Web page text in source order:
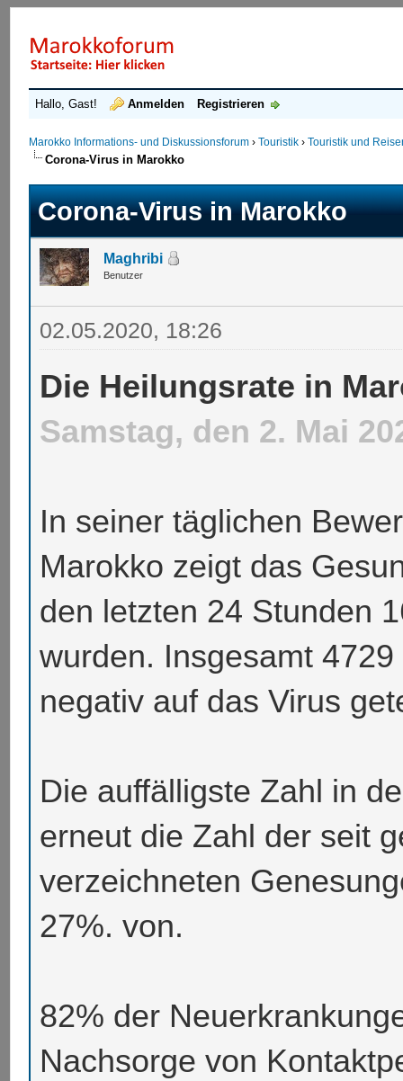
Hallo, Gast! Anmelden Registrieren
Marokko Informations- und Diskussionsforum ›Touristik ›Touristik und
Corona-Virus in Marokko
Corona-Virus in Marokko
Maghribi
Benutzer
02.05.2020, 18:26
Die Heilungsrate in
Samstag, den 2. Mai
In seiner täglichen
Marokko zeigt das
den letzten 24 Stunden
wurden. Insgesamt
negativ auf das Virus
Die auffälligste Zahl in
erneut die Zahl der seit
verzeichneten
27%. von.
82% der
Nachsorge von